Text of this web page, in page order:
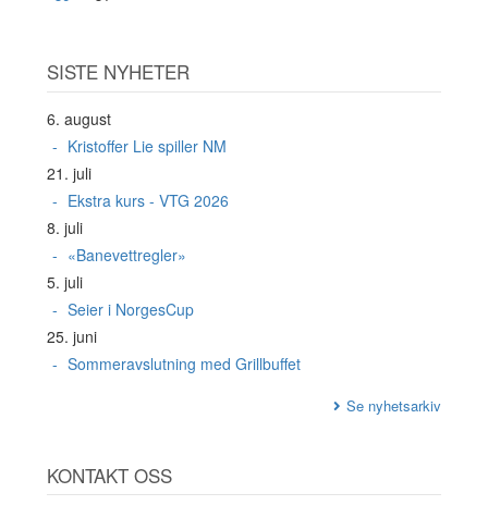
SISTE NYHETER
6. august
Kristoffer Lie spiller NM
21. juli
Ekstra kurs - VTG 2026
8. juli
«Banevettregler»
5. juli
Seier i NorgesCup
25. juni
Sommeravslutning med Grillbuffet
Se nyhetsarkiv
KONTAKT OSS